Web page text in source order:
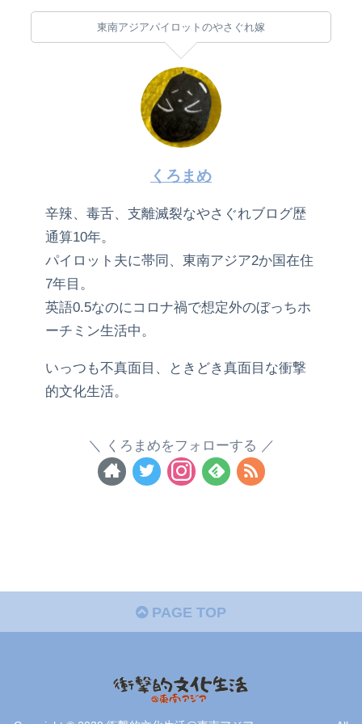
東南アジアパイロットのやさぐれ嫁
くろまめ
辛辣、毒舌、支離滅裂なやさぐれブログ歴
通算10年。
パイロット夫に帯同、東南アジア2か国在住
7年目。
英語0.5なのにコロナ禍で想定外のぼっちホ
ーチミン生活中。
いっつも不真面目、ときどき真面目な衝撃
的文化生活。
くろまめをフォローする
PAGE TOP